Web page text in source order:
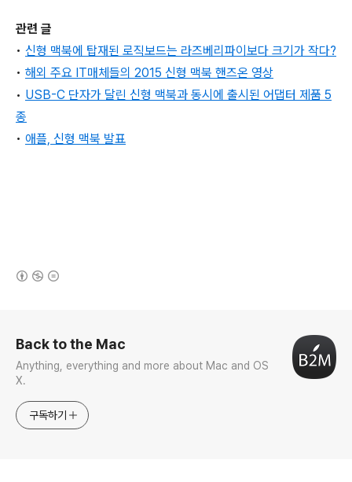
관련 글
• 신형 맥북에 탑재된 로직보드는 라즈베리파이보다 크기가 작다?
• 해외 주요 IT매체들의 2015 신형 맥북 핸즈온 영상
• USB-C 단자가 달린 신형 맥북과 동시에 출시된 어댑터 제품 5
종
• 애플, 신형 맥북 발표
Back to the Mac
Anything, everything and more about Mac and OS
X.
구독하기